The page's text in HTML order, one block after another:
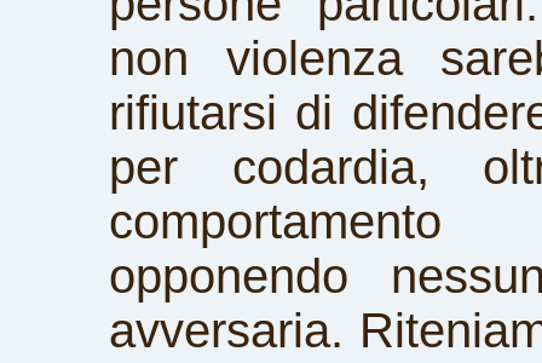
non violenza
rifiutarsi di
per codardia,
opponendo
avversaria.